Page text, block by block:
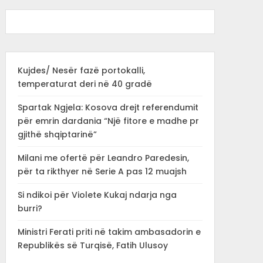
Kujdes/ Nesër fazë portokalli,
temperaturat deri në 40 gradë
Spartak Ngjela: Kosova drejt referendumit
për emrin dardania “Një fitore e madhe pr
gjithë shqiptarinë”
Milani me ofertë për Leandro Paredesin,
për ta rikthyer në Serie A pas 12 muajsh
Si ndikoi për Violete Kukaj ndarja nga
burri?
Ministri Ferati priti në takim ambasadorin e
Republikës së Turqisë, Fatih Ulusoy